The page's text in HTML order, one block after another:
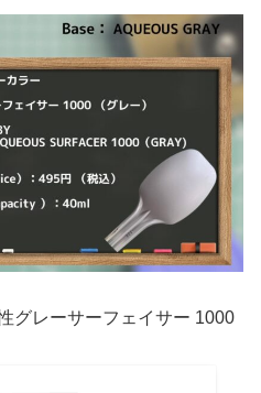
グレーサーフェイサー 1000